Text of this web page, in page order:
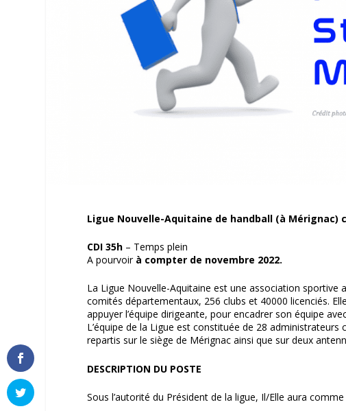
Ligue Nouvelle-Aquitaine de handball (à
CDI 35h – Temps plein
A pourvoir à compter de novembre 2022.
La Ligue Nouvelle-Aquitaine est une association
comités départementaux, 256 clubs et 40000 licenciés.
appuyer l’équipe dirigeante, pour encadrer son équipe
L’équipe de la Ligue est constituée de 28
repartis sur le siège de Mérignac ainsi que sur deux
DESCRIPTION DU POSTE
Sous l’autorité du Président de la ligue, Il/Elle aura